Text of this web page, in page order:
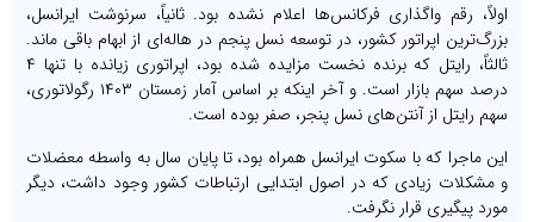
اولاً، رقم واگذاری فرکانس‌ها اعلام نشده بود. ثانیاً، سرنوشت ایرانسل،
بزرگ‌ترین اپراتور کشور، در توسعه نسل پنجم در هاله‌ای از ابهام باقی ماند.
ثالثاً، رایتل که برنده نخست مزایده شده بود، اپراتوری زیانده با تنها ۴
درصد سهم بازار است. و آخر اینکه بر اساس آمار زمستان ۱۴۰۳ رگولاتوری،
سهم رایتل از آنتن‌های نسل پنجر، صفر بوده است.
این ماجرا که با سکوت ایرانسل همراه بود، تا پایان سال به واسطه معضلات
و مشکلات زیادی که در اصول ابتدایی ارتباطات کشور وجود داشت، دیگر
مورد پیگیری قرار نگرفت.